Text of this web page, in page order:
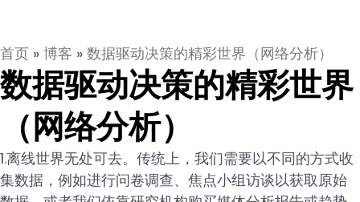
首页 » 博客 » 数据驱动决策的精彩世界（网络分析）
数据驱动决策的精彩世界
（网络分析）
1.离线世界无处可去。传统上，我们需要以不同的方式收
集数据，例如进行问卷调查、焦点小组访谈以获取原始